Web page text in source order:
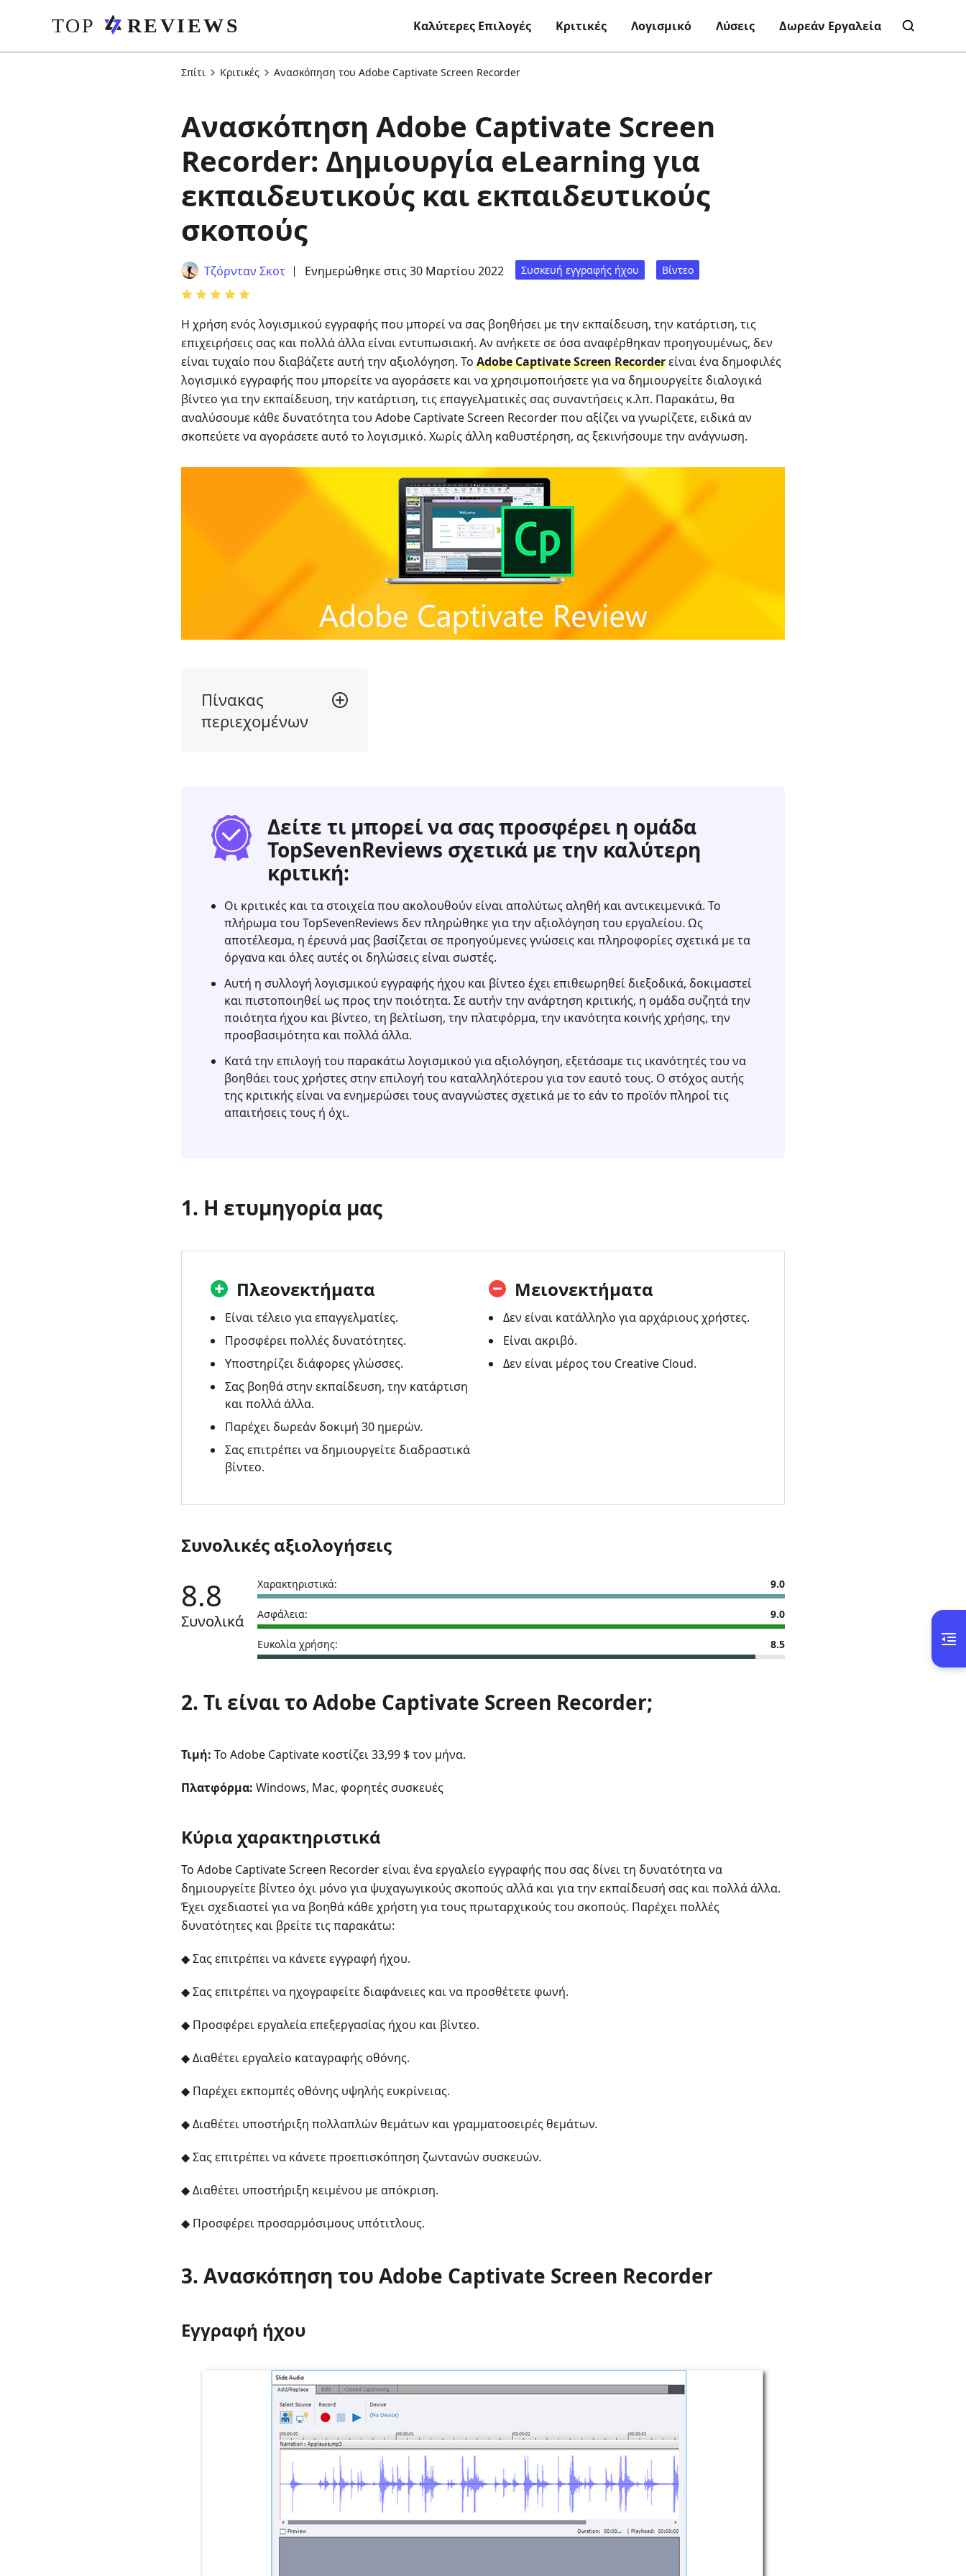
Καλύτερες Επιλογές Κριτικές Λογισμικό Λύσεις Δωρεάν Εργαλεία
Σπίτι Κριτικές Ανασκόπηση του Adobe Captivate Screen Recorder
Ανασκόπηση Adobe Captivate Screen
Recorder: Δημιουργία eLearning για
εκπαιδευτικούς και εκπαιδευτικούς
σκοπούς
Τζόρνταν Σκοτ Ενημερώθηκε στις 30 Μαρτίου 2022 Συσκευή εγγραφής ήχου Βίντεο
Η χρήση ενός λογισμικού εγγραφής που μπορεί να σας βοηθήσει με την εκπαίδευση, την κατάρτιση, τις
επιχειρήσεις σας και πολλά άλλα είναι εντυπωσιακή. Αν ανήκετε σε όσα αναφέρθηκαν προηγουμένως, δεν
είναι τυχαίο που διαβάζετε αυτή την αξιολόγηση. Το Adobe Captivate Screen Recorderείναι ένα δημοφιλές
λογισμικό εγγραφής που μπορείτε να αγοράσετε και να χρησιμοποιήσετε για να δημιουργείτε διαλογικά
βίντεο για την εκπαίδευση, την κατάρτιση, τις επαγγελματικές σας συναντήσεις κ.λπ. Παρακάτω, θα
αναλύσουμε κάθε δυνατότητα του Adobe Captivate Screen Recorder που αξίζει να γνωρίζετε, ειδικά αν
σκοπεύετε να αγοράσετε αυτό το λογισμικό. Χωρίς άλλη καθυστέρηση, ας ξεκινήσουμε την ανάγνωση.
Πίνακας
περιεχομένων
2.
Τι
είναι
Captivate
Screen
Recorder
Ανασκόπηση
του
Adobe
Captivate
Recorder
4.
Συχνές
Captivate
Screen
εναλλακτική
λύση
AnyMP4
Screen
Recorder
Δείτε τι μπορεί να σας προσφέρει η ομάδα
TopSevenReviews σχετικά με την καλύτερη
κριτική:
Οι κριτικές και τα στοιχεία που ακολουθούν είναι απολύτως αληθή και αντικειμενικά. Το
πλήρωμα του TopSevenReviews δεν πληρώθηκε για την αξιολόγηση του εργαλείου. Ως
αποτέλεσμα, η έρευνά μας βασίζεται σε προηγούμενες γνώσεις και πληροφορίες σχετικά με τα
όργανα και όλες αυτές οι δηλώσεις είναι σωστές.
Αυτή η συλλογή λογισμικού εγγραφής ήχου και βίντεο έχει επιθεωρηθεί διεξοδικά, δοκιμαστεί
και πιστοποιηθεί ως προς την ποιότητα. Σε αυτήν την ανάρτηση κριτικής, η ομάδα συζητά την
ποιότητα ήχου και βίντεο, τη βελτίωση, την πλατφόρμα, την ικανότητα κοινής χρήσης, την
προσβασιμότητα και πολλά άλλα.
Κατά την επιλογή του παρακάτω λογισμικού για αξιολόγηση, εξετάσαμε τις ικανότητές του να
βοηθάει τους χρήστες στην επιλογή του καταλληλότερου για τον εαυτό τους. Ο στόχος αυτής
της κριτικής είναι να ενημερώσει τους αναγνώστες σχετικά με το εάν το προϊόν πληροί τις
απαιτήσεις τους ή όχι.
1. Η ετυμηγορία μας
Πλεονεκτήματα
Είναι τέλειο για επαγγελματίες.
Προσφέρει πολλές δυνατότητες.
Υποστηρίζει διάφορες γλώσσες.
Σας βοηθά στην εκπαίδευση, την κατάρτιση
και πολλά άλλα.
Παρέχει δωρεάν δοκιμή 30 ημερών.
Σας επιτρέπει να δημιουργείτε διαδραστικά
βίντεο.
Μειονεκτήματα
Δεν είναι κατάλληλο για αρχάριους χρήστες.
Είναι ακριβό.
Δεν είναι μέρος του Creative Cloud.
Συνολικές αξιολογήσεις
8.8
Συνολικά
Χαρακτηριστικά: 9.0
Ασφάλεια: 9.0
Ευκολία χρήσης: 8.5
2. Τι είναι το Adobe Captivate Screen Recorder;
Τιμή: Το Adobe Captivate κοστίζει 33,99 $ τον μήνα.
Πλατφόρμα: Windows, Mac, φορητές συσκευές
Κύρια χαρακτηριστικά
Το Adobe Captivate Screen Recorder είναι ένα εργαλείο εγγραφής που σας δίνει τη δυνατότητα να
δημιουργείτε βίντεο όχι μόνο για ψυχαγωγικούς σκοπούς αλλά και για την εκπαίδευσή σας και πολλά άλλα.
Έχει σχεδιαστεί για να βοηθά κάθε χρήστη για τους πρωταρχικούς του σκοπούς. Παρέχει πολλές
δυνατότητες και βρείτε τις παρακάτω:
◆ Σας επιτρέπει να κάνετε εγγραφή ήχου.
◆ Σας επιτρέπει να ηχογραφείτε διαφάνειες και να προσθέτετε φωνή.
◆ Προσφέρει εργαλεία επεξεργασίας ήχου και βίντεο.
◆ Διαθέτει εργαλείο καταγραφής οθόνης.
◆ Παρέχει εκπομπές οθόνης υψηλής ευκρίνειας.
◆ Διαθέτει υποστήριξη πολλαπλών θεμάτων και γραμματοσειρές θεμάτων.
◆ Σας επιτρέπει να κάνετε προεπισκόπηση ζωντανών συσκευών.
◆ Διαθέτει υποστήριξη κειμένου με απόκριση.
◆ Προσφέρει προσαρμόσιμους υπότιτλους.
3. Ανασκόπηση του Adobe Captivate Screen Recorder
Εγγραφή ήχου